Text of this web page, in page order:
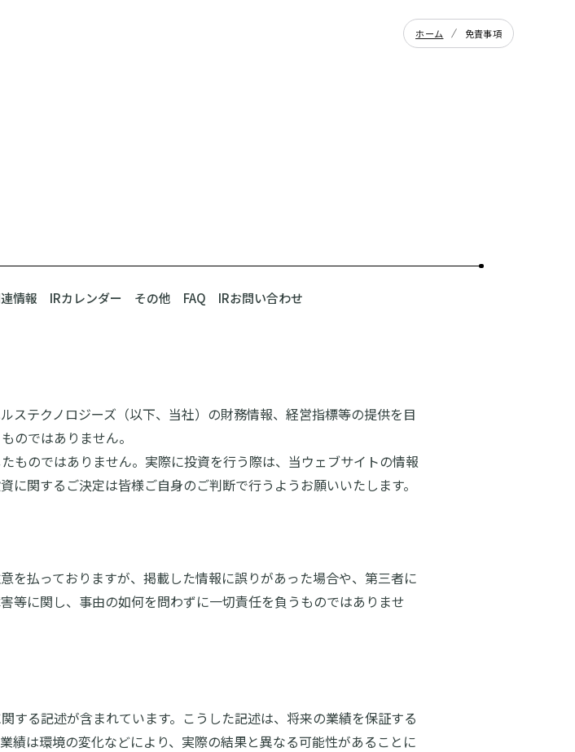
ホーム 免責事項
情報 IRカレンダー その他 FAQ IRお問い合わせ
ステクノロジーズ（以下、当社）の財務情報、経営指標等の提供を目
のではありません。
ものではありません。実際に投資を行う際は、当ウェブサイトの情報
関するご決定は皆様ご自身のご判断で行うようお願いいたします。
を払っておりますが、掲載した情報に誤りがあった場合や、第三者に
等に関し、事由の如何を問わずに一切責任を負うものではありませ
する記述が含まれています。こうした記述は、将来の業績を保証する
績は環境の変化などにより、実際の結果と異なる可能性があることに